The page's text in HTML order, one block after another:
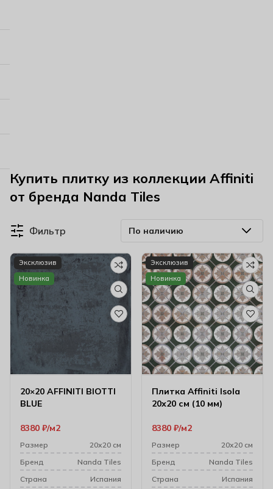
Купить плитку из коллекции Affiniti
от бренда Nanda Tiles
Фильтр
Эксклюзив
Новинка
20×20 AFFINITI BIOTTI
BLUE
8380 ₽ м2
Размер
20х20 см
Бренд
Nanda Tiles
Cтрана
Испания
Эксклюзив
Новинка
Плитка Affiniti Isola
20х20 см (10 мм)
8380 ₽ м2
Размер
20х20 см
Бренд
Nanda Tiles
Cтрана
Испания